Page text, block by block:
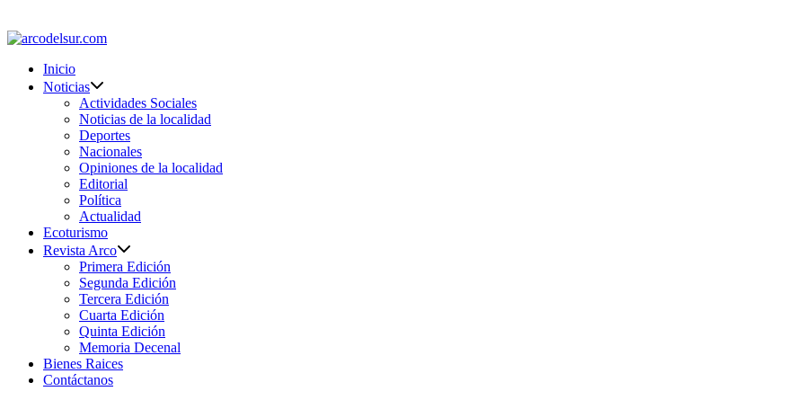
al
Inicio
Noticias
Actividades Sociales
Noticias de la localidad
Deportes
Nacionales
Opiniones de la localidad
Editorial
Política
Actualidad
Ecoturismo
Revista Arco
Primera Edición
Segunda Edición
Tercera Edición
Cuarta Edición
Quinta Edición
Memoria Decenal
Bienes Raices
Contáctanos